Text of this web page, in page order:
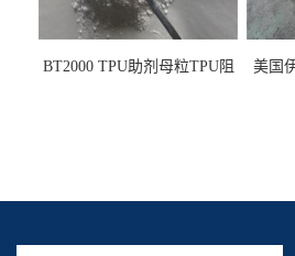
BT2000 TPU助剂母粒TPU阻
美国